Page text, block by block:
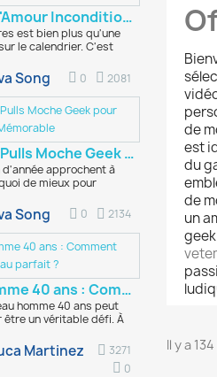
Célébrons l'Amour Inconditionnel : La Fête des...
est bien plus qu'une
le calendrier. C'est
Song 2081
0
15 Idées de Pulls Moche Geek pour Offrir un...
approchent à
de mieux pour
Song 2134
0
Cadeau homme 40 ans : Comment choisir le cadeau...
homme 40 ans peut
un véritable défi. À
Martinez
3271
0
de
est
du
de
un
Il y a